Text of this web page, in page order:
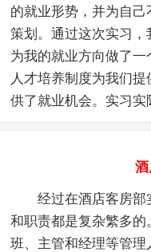
的就业形势，并为自
策划。通过这次实习，
为我的就业方向做了
人才培养制度为我们
供了就业机会。实习实
酒
经过在酒店客房
和职责都是复杂繁多
班、主管和经理等管